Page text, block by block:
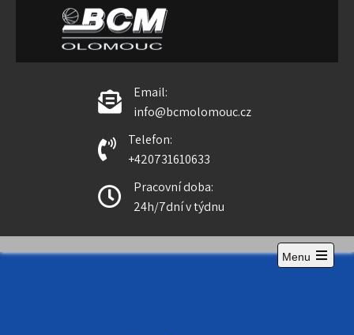
BCM Olomouc
Email:
info@bcmolomouc.cz
Telefon:
+420731610633
Pracovní doba:
24h/7dní v týdnu
Menu